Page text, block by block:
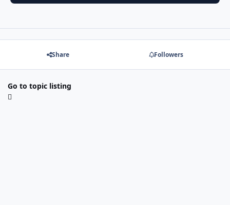
Share Followers
Go to topic listing